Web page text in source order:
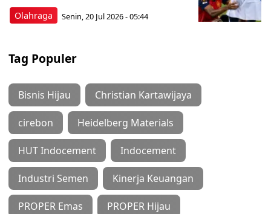
Olahraga Senin, 20 Jul 2026 - 05:44
Tag Populer
Bisnis Hijau Christian Kartawijaya
cirebon Heidelberg Materials
HUT Indocement Indocement
Industri Semen Kinerja Keuangan
PROPER Emas PROPER Hijau